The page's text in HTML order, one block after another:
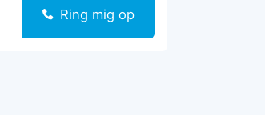
Ring mig op